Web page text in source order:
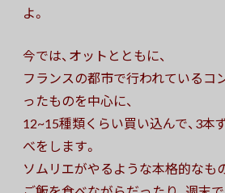
よ。
今では、オットとともに、
フランスの都市で行われているコ
ったものを中心に、
12~15種類くらい買い込んで、3本
べをします。
ソムリエがやるような本格的なも